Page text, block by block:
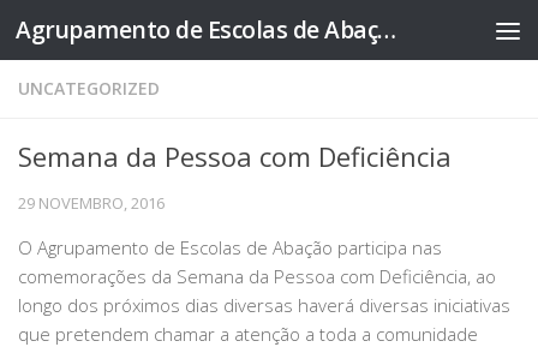
Skip to content Agrupamento de Escolas de Abação
UNCATEGORIZED
Semana da Pessoa com Deficiência
29 NOVEMBRO, 2016
O Agrupamento de Escolas de Abação participa nas
comemorações da Semana da Pessoa com Deficiência, ao
longo dos próximos dias diversas haverá diversas iniciativas
que pretendem chamar a atenção a toda a comunidade